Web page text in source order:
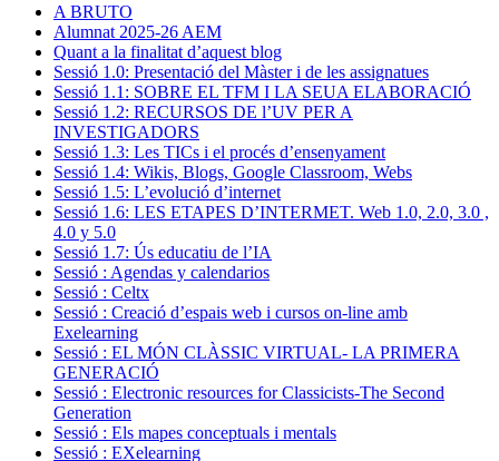
A BRUTO
Alumnat 2025-26 AEM
Quant a la finalitat d’aquest blog
Sessió 1.0: Presentació del Màster i de les assignatues
Sessió 1.1: SOBRE EL TFM I LA SEUA ELABORACIÓ
Sessió 1.2: RECURSOS DE l’UV PER A
INVESTIGADORS
Sessió 1.3: Les TICs i el procés d’ensenyament
Sessió 1.4: Wikis, Blogs, Google Classroom, Webs
Sessió 1.5: L’evolució d’internet
Sessió 1.6: LES ETAPES D’INTERMET. Web 1.0, 2.0, 3.0 ,
4.0 y 5.0
Sessió 1.7: Ús educatiu de l’IA
Sessió : Agendas y calendarios
Sessió : Celtx
Sessió : Creació d’espais web i cursos on-line amb
Exelearning
Sessió : EL MÓN CLÀSSIC VIRTUAL- LA PRIMERA
GENERACIÓ
Sessió : Electronic resources for Classicists-The Second
Generation
Sessió : Els mapes conceptuals i mentals
Sessió : EXelearning